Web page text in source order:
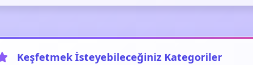
Keşfetmek İsteyebileceğiniz Kategoriler